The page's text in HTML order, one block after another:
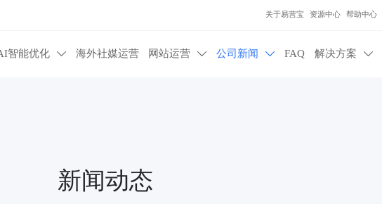
关于易营宝 资源中心 帮助中心
智能优化  海外社媒运营 网站运营  公司新闻  FAQ 解决方案 
新闻动态